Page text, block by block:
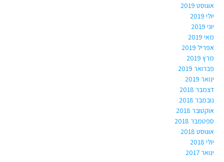
אוגוסט 2019
יולי 2019
יוני 2019
מאי 2019
אפריל 2019
מרץ 2019
פברואר 2019
ינואר 2019
דצמבר 2018
נובמבר 2018
אוקטובר 2018
ספטמבר 2018
אוגוסט 2018
יולי 2018
ינואר 2017